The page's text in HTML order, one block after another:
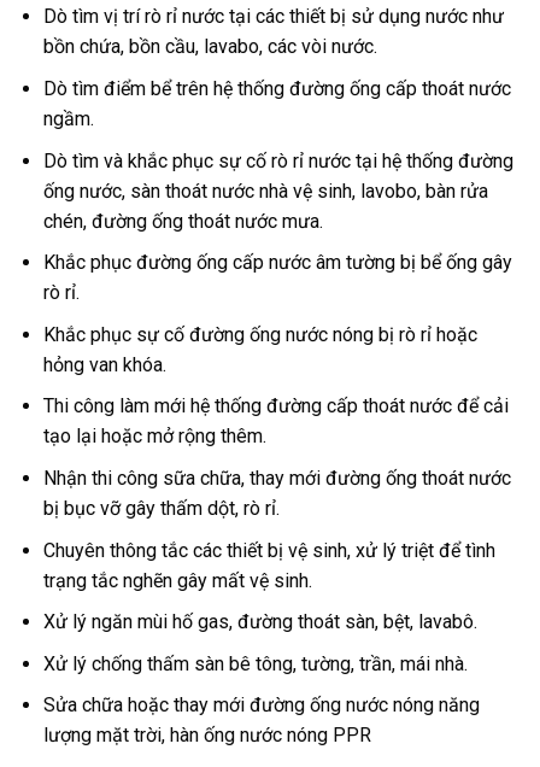
Dò tìm vị trí rò rỉ nước tại các thiết bị sử dụng nước như
bồn chứa, bồn cầu, lavabo, các vòi nước.
Dò tìm điểm bể trên hệ thống đường ống cấp thoát nước
ngầm.
Dò tìm và khắc phục sự cố rò rỉ nước tại hệ thống đường
ống nước, sàn thoát nước nhà vệ sinh, lavobo, bàn rửa
chén, đường ống thoát nước mưa.
Khắc phục đường ống cấp nước âm tường bị bể ống gây
rò rỉ.
Khắc phục sự cố đường ống nước nóng bị rò rỉ hoặc
hỏng van khóa.
Thi công làm mới hệ thống đường cấp thoát nước để cải
tạo lại hoặc mở rộng thêm.
Nhận thi công sữa chữa, thay mới đường ống thoát nước
bị bục vỡ gây thấm dột, rò rỉ.
Chuyên thông tắc các thiết bị vệ sinh, xử lý triệt để tình
trạng tắc nghẽn gây mất vệ sinh.
Xử lý ngăn mùi hố gas, đường thoát sàn, bệt, lavabô.
Xử lý chống thấm sàn bê tông, tường, trần, mái nhà.
Sửa chữa hoặc thay mới đường ống nước nóng năng
lượng mặt trời, hàn ống nước nóng PPR